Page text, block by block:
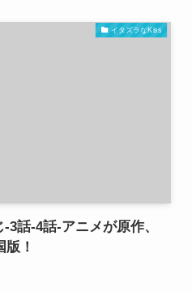
イタズラなKiss
話-4話-アニメが原作、
！